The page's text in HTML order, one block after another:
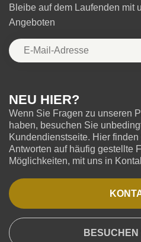
NEU HIER?
Wenn Sie Fragen zu unseren
haben, besuchen Sie
Kundendienstseite. Hier
Antworten auf häufig gestellte
Möglichkeiten, mit uns in
BESUCHEN
Bleibe auf dem Laufenden mit
Angeboten